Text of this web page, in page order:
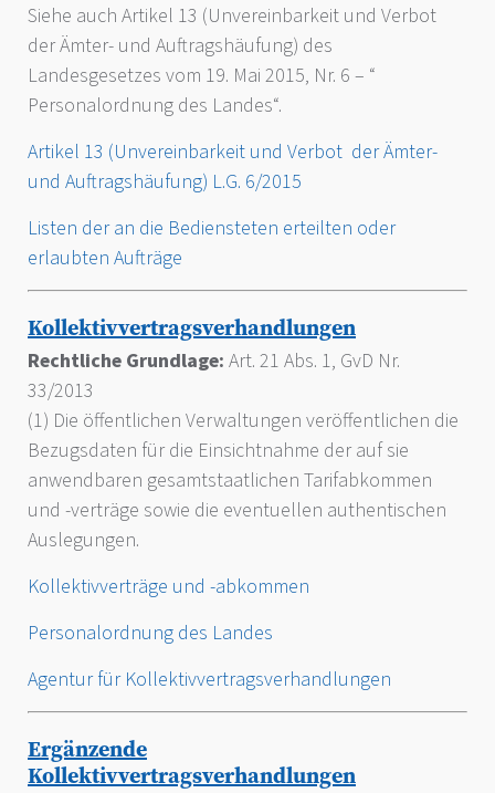
Siehe auch Artikel 13 (Unvereinbarkeit und Verbot
der Ämter- und Auftragshäufung) des
Landesgesetzes vom 19. Mai 2015, Nr. 6 – “
Personalordnung des Landes“.
Artikel 13 (Unvereinbarkeit und Verbot der Ämter-
und Auftragshäufung) L.G. 6/2015
Listen der an die Bediensteten erteilten oder
erlaubten Aufträge
Kollektivvertragsverhandlungen
Rechtliche Grundlage: Art. 21 Abs. 1, GvD Nr.
33/2013
(1) Die öffentlichen Verwaltungen veröffentlichen die
Bezugsdaten für die Einsichtnahme der auf sie
anwendbaren gesamtstaatlichen Tarifabkommen
und -verträge sowie die eventuellen authentischen
Auslegungen.
Kollektivverträge und -abkommen
Personalordnung des Landes
Agentur für Kollektivvertragsverhandlungen
Ergänzende
Kollektivvertragsverhandlungen